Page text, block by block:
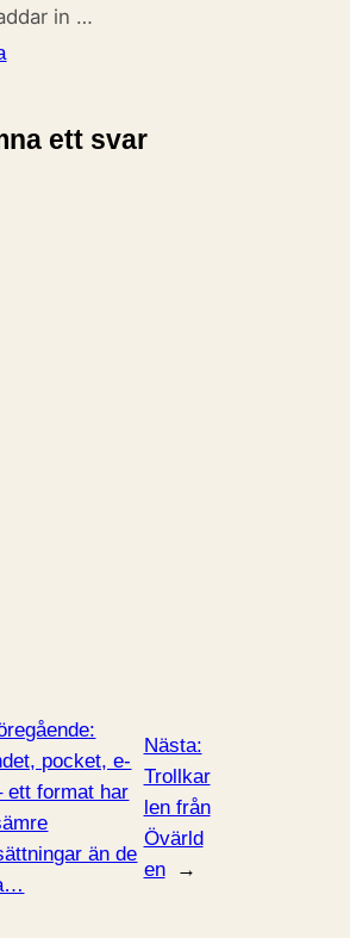
in …
ett svar
pocket, e-
ett format har
än de
Nästa:
Trollkar
len från
Övärld
en
→